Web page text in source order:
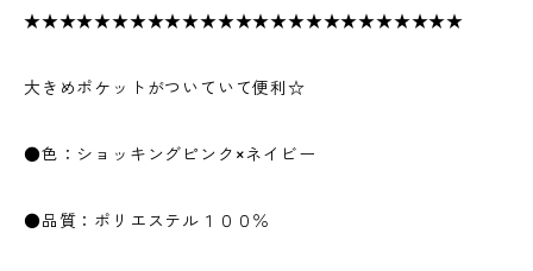
★★★★★★★★★★★★★★★★★★★★★★★★★
大きめポケットがついていて便利☆
●色：ショッキングピンク×ネイビー
●品質：ポリエステル１００％